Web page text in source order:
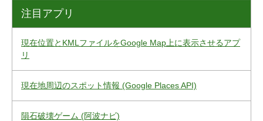
注目アプリ
現在位置とKMLファイルをGoogle Map上に表示させるアプ
リ
現在地周辺のスポット情報 (Google Places API)
隕石破壊ゲーム (阿波ナビ)